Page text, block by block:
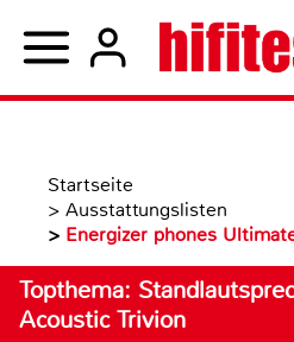
Startseite
> Ausstattungslisten
> Energizer phones
Topthema:
Acoustic Trivion